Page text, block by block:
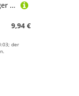
CONGARTENO Tennisschläger aus Leichtem Kunststoff mit Ball Ovaler Schlägerfläche für Anfänger Fördert Sportliche Fähigkeiten Outdoor für Jungen und Mädchen in Grün und Gelb
9,94 €
der